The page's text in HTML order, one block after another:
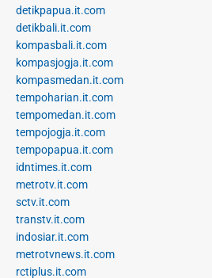
detikpapua.it.com
detikbali.it.com
kompasbali.it.com
kompasjogja.it.com
kompasmedan.it.com
tempoharian.it.com
tempomedan.it.com
tempojogja.it.com
tempopapua.it.com
idntimes.it.com
metrotv.it.com
sctv.it.com
transtv.it.com
indosiar.it.com
metrotvnews.it.com
rctiplus.it.com